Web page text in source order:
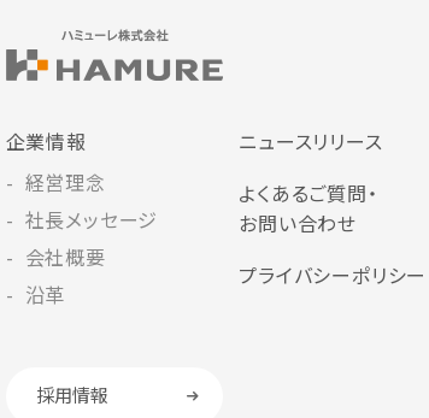
企業情報
経営理念
社長メッセージ
会社概要
沿革
ニュースリリース
よくあるご質問・
お問い合わせ
プライバシーポリシー
採用情報